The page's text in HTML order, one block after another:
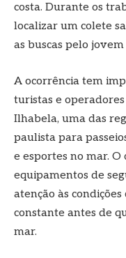
costa. Durante os
localizar um colete
as buscas pelo
A ocorrência tem
turistas e
Ilhabela, uma das
paulista para
e esportes no mar. O
equipamentos de
atenção às
constante antes de
mar.